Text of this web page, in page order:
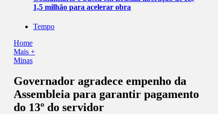
1,5 milhão para acelerar obra
Tempo
Home
Mais +
Minas
Governador agradece empenho da
Assembleia para garantir pagamento
do 13º do servidor